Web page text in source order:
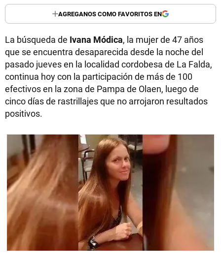
AGREGANOS COMO FAVORITOS EN
La búsqueda de Ivana Módica, la mujer de 47 años
que se encuentra desaparecida desde la noche del
pasado jueves en la localidad cordobesa de La Falda,
continua hoy con la participación de más de 100
efectivos en la zona de Pampa de Olaen, luego de
cinco días de rastrillajes que no arrojaron resultados
positivos.